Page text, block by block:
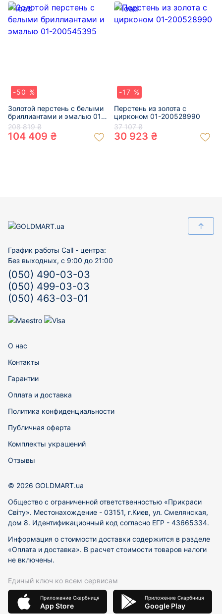
-50 %
Золотой перстень с белыми
бриллиантами и эмалью 01-
200545395
208 819 ₴
104 409 ₴
-17 %
Перстень из золота с
цирконом 01-200528990
37 107 ₴
30 923 ₴
↑
График работы Call - центра:
Без выходных, с 9:00 до 21:00
(050) 490-03-03
(050) 499-03-03
(050) 463-03-01
О нас
Контакты
Гарантии
Оплата и доставка
Политика конфиденциальности
Публичная оферта
Комплекты украшений
Отзывы
© 2026 GOLDMART.ua
Общество с ограниченной ответственностью «Прикраси
Світу». Местонахождение - 03151, г.Киев, ул. Смелянская,
дом 8. Идентификационный код согласно ЕГР - 43665334.
Информация о стоимости доставки содержится в разделе
«Оплата и доставка». В расчет стоимости товаров налоги
не включены.
Единый ключ ко всем сервисам
Приложение Скарбниця
App Store
Приложение Скарбниця
Google Play